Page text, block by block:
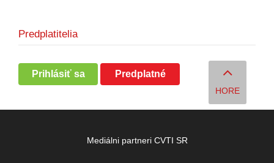
Predplatitelia
Prihlásiť sa Predplatné
HORE
Mediálni partneri CVTI SR